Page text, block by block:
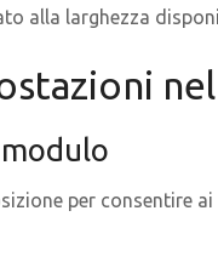
alla larghezza
per consentire